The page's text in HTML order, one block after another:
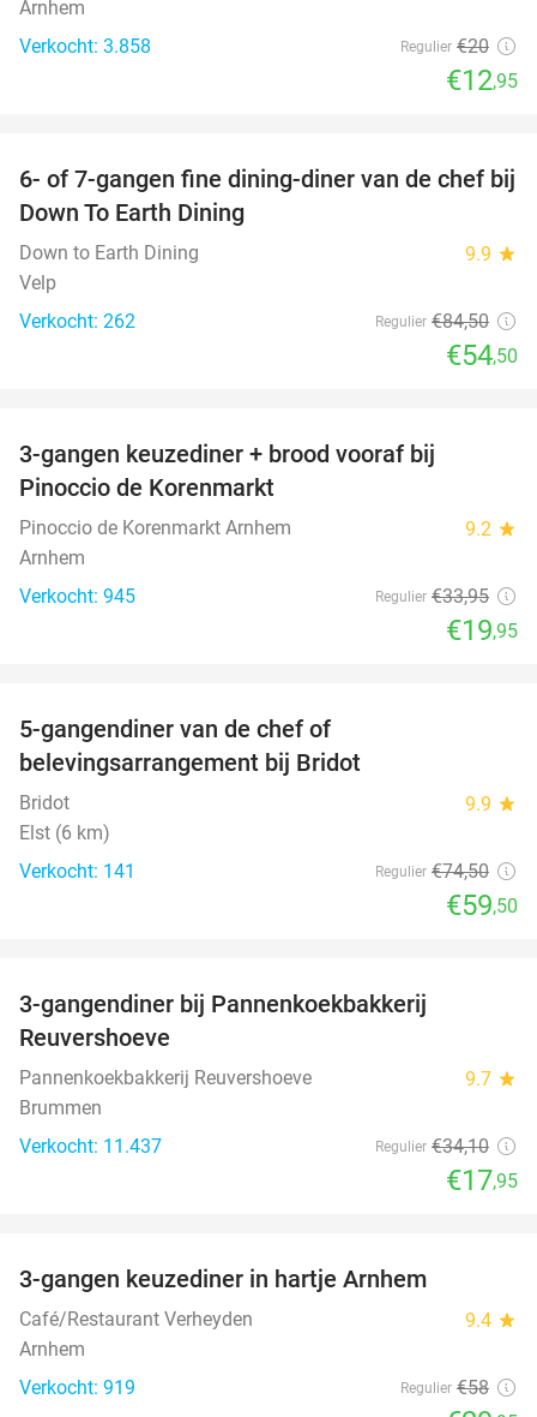
Arnhem
Verkocht: 3.858
Regulier €20
€12,95
36%
6- of 7-gangen fine dining-diner van de chef bij
Down To Earth Dining
Down to Earth Dining 9.9 star
Velp
Verkocht: 262
Regulier €84,50
€54,50
3-gangen keuzediner + brood vooraf bij
Pinoccio de Korenmarkt
Pinoccio de Korenmarkt Arnhem 9.2 star
Arnhem
Verkocht: 945
Regulier €33,95
€19,95
5-gangendiner van de chef of
belevingsarrangement bij Bridot
Bridot 9.9 star
Elst (6 km)
Verkocht: 141
Regulier €74,50
€59,50
3-gangendiner bij Pannenkoekbakkerij
Reuvershoeve
Pannenkoekbakkerij Reuvershoeve 9.7 star
Brummen
Verkocht: 11.437
Regulier €34,10
€17,95
3-gangen keuzediner in hartje Arnhem
Café/Restaurant Verheyden 9.4 star
Arnhem
Verkocht: 919
Regulier €58